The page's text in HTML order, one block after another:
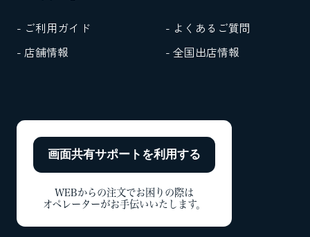
- ご利用ガイド
- よくあるご質問
- 店舗情報
- 全国出店情報
画面共有サポートを利用する
WEBからの注文でお困りの際は
オペレーターがお手伝いいたします。